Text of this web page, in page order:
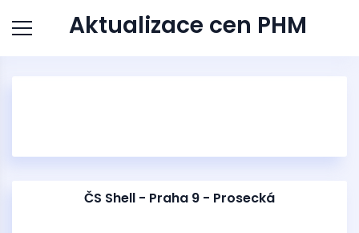
Aktualizace cen PHM
ČS Shell - Praha 9 - Prosecká